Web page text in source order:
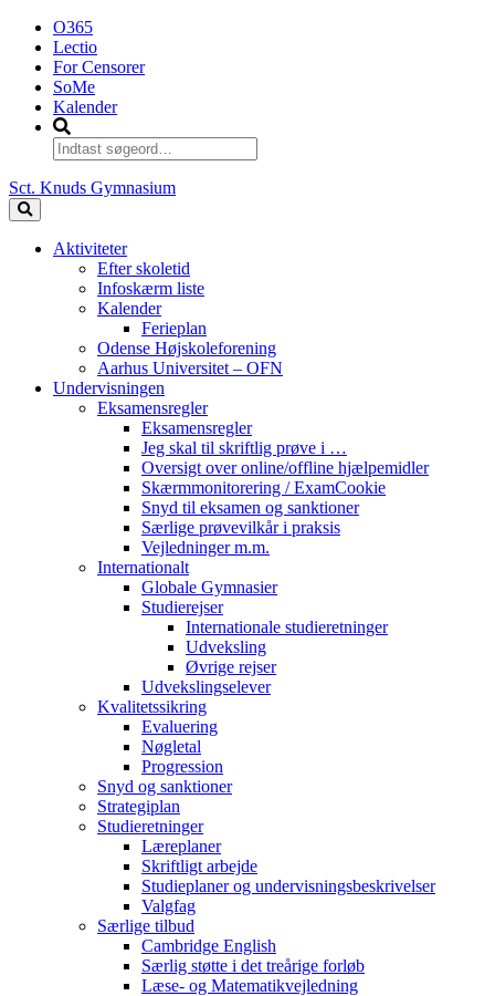
O365
Lectio
For Censorer
SoMe
Kalender
Sct. Knuds Gymnasium
Aktiviteter
Efter skoletid
Infoskærm liste
Kalender
Ferieplan
Odense Højskoleforening
Aarhus Universitet – OFN
Undervisningen
Eksamensregler
Eksamensregler
Jeg skal til skriftlig prøve i …
Oversigt over online/offline hjælpemidler
Skærmmonitorering / ExamCookie
Snyd til eksamen og sanktioner
Særlige prøvevilkår i praksis
Vejledninger m.m.
Internationalt
Globale Gymnasier
Studierejser
Internationale studieretninger
Udveksling
Øvrige rejser
Udvekslingselever
Kvalitetssikring
Evaluering
Nøgletal
Progression
Snyd og sanktioner
Strategiplan
Studieretninger
Læreplaner
Skriftligt arbejde
Studieplaner og undervisningsbeskrivelser
Valgfag
Særlige tilbud
Cambridge English
Særlig støtte i det treårige forløb
Læse- og Matematikvejledning